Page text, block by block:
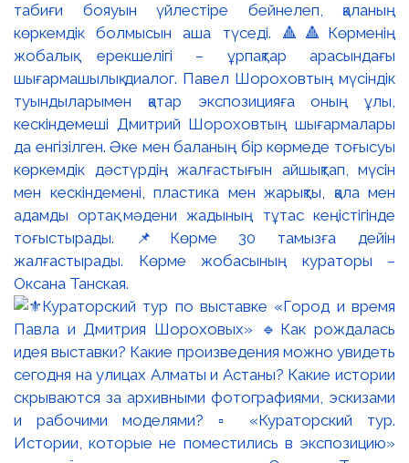
табиғи бояуын үйлестіре бейнелеп, қаланың
көркемдік болмысын аша түседі. 🔺🔺Көрменің
жобалық ерекшелігі – ұрпақтар арасындағы
шығармашылық диалог. Павел Шороховтың мүсіндік
туындыларымен қатар экспозицияға оның ұлы,
кескіндемеші Дмитрий Шороховтың шығармалары
да енгізілген. Әке мен баланың бір көрмеде тоғысуы
көркемдік дәстүрдің жалғастығын айшықтап, мүсін
мен кескіндемені, пластика мен жарықты, қала мен
адамды ортақ мәдени жадының тұтас кеңістігінде
тоғыстырады. 📌Көрме 30 тамызға дейін
жалғастырады. Көрме жобасының кураторы –
Оксана Танская.